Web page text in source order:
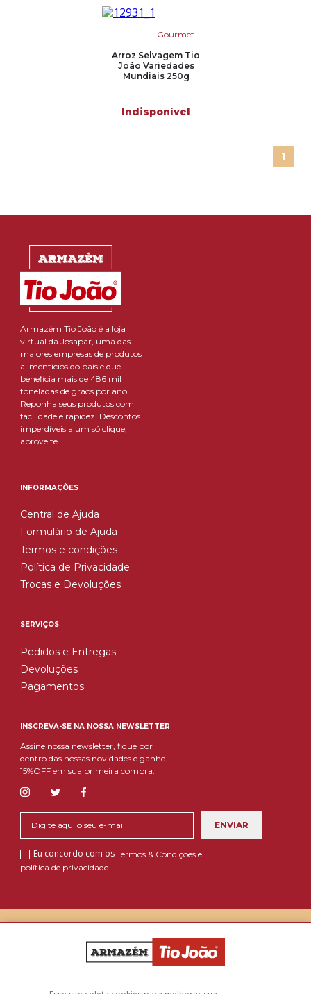
Gourmet
Arroz Selvagem Tio
João Variedades
Mundiais 250g
Indisponível
1
Armazém Tio João é a loja
virtual da Josapar, uma das
maiores empresas de produtos
alimentícios do país e que
beneficia mais de 486 mil
toneladas de grãos por ano.
Reponha seus produtos com
facilidade e rapidez. Descontos
imperdíveis a um só clique,
aproveite
INFORMAÇÕES
Central de Ajuda
Formulário de Ajuda
Termos e condições
Política de Privacidade
Trocas e Devoluções
SERVIÇOS
Pedidos e Entregas
Devoluções
Pagamentos
INSCREVA-SE NA NOSSA NEWSLETTER
Assine nossa newsletter, fique por
dentro das nossas novidades e ganhe
15%OFF em sua primeira compra.
Eu concordo com os Termos & Condições e
política de privacidade